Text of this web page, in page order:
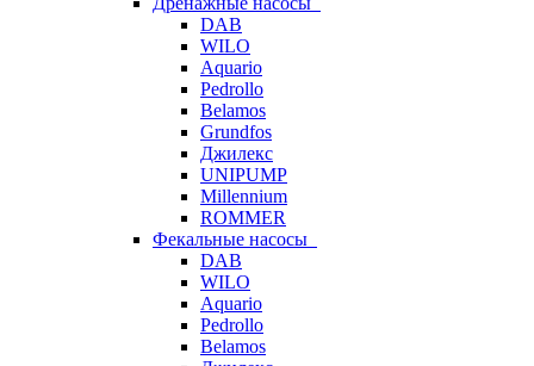
DAB
WILO
Aquario
Pedrollo
Belamos
Grundfos
Джилекс
UNIPUMP
Millennium
ROMMER
Фекальные насосы
DAB
WILO
Aquario
Pedrollo
Belamos